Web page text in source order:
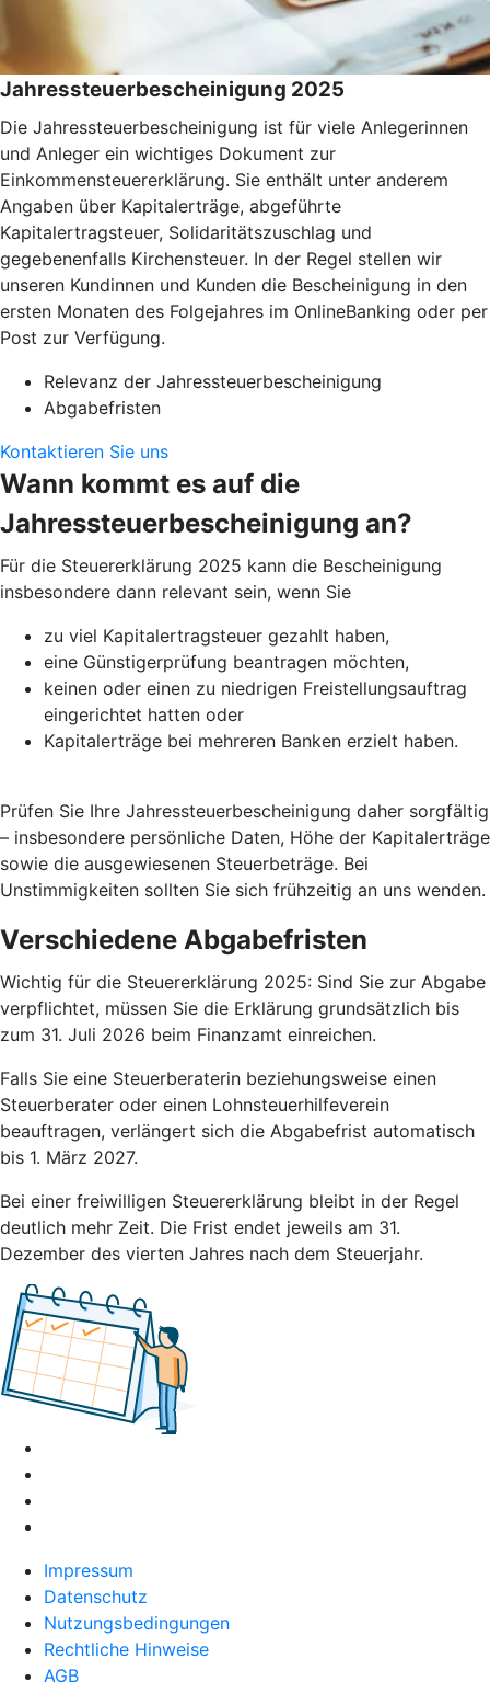
Jahressteuerbescheinigung 2025
Die Jahressteuerbescheinigung ist für viele Anlegerinnen
und Anleger ein wichtiges Dokument zur
Einkommensteuererklärung. Sie enthält unter anderem
Angaben über Kapitalerträge, abgeführte
Kapitalertragsteuer, Solidaritätszuschlag und
gegebenenfalls Kirchensteuer. In der Regel stellen wir
unseren Kundinnen und Kunden die Bescheinigung in den
ersten Monaten des Folgejahres im OnlineBanking oder per
Post zur Verfügung.
Relevanz der Jahressteuerbescheinigung
Abgabefristen
Kontaktieren Sie uns
Wann kommt es auf die
Jahressteuerbescheinigung an?
Für die Steuererklärung 2025 kann die Bescheinigung
insbesondere dann relevant sein, wenn Sie
zu viel Kapitalertragsteuer gezahlt haben,
eine Günstigerprüfung beantragen möchten,
keinen oder einen zu niedrigen Freistellungsauftrag
eingerichtet hatten oder
Kapitalerträge bei mehreren Banken erzielt haben.
Prüfen Sie Ihre Jahressteuerbescheinigung daher sorgfältig
– insbesondere persönliche Daten, Höhe der Kapitalerträge
sowie die ausgewiesenen Steuerbeträge. Bei
Unstimmigkeiten sollten Sie sich frühzeitig an uns wenden.
Verschiedene Abgabefristen
Wichtig für die Steuererklärung 2025: Sind Sie zur Abgabe
verpflichtet, müssen Sie die Erklärung grundsätzlich bis
zum 31. Juli 2026 beim Finanzamt einreichen.
Falls Sie eine Steuerberaterin beziehungsweise einen
Steuerberater oder einen Lohnsteuerhilfeverein
beauftragen, verlängert sich die Abgabefrist automatisch
bis 1. März 2027.
Bei einer freiwilligen Steuererklärung bleibt in der Regel
deutlich mehr Zeit. Die Frist endet jeweils am 31.
Dezember des vierten Jahres nach dem Steuerjahr.
Impressum
Datenschutz
Nutzungsbedingungen
Rechtliche Hinweise
AGB